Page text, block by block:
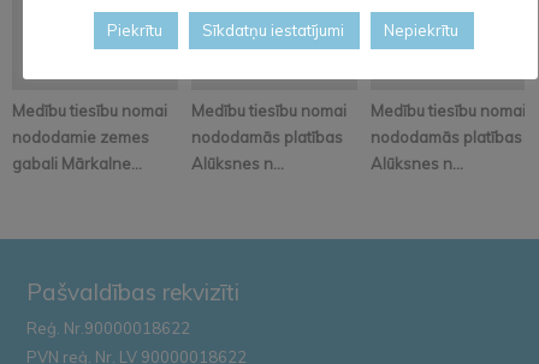
Medību tiesību nomai
nododamie zemes
gabali Mārkalne...
Medību tiesību nomai
nododamās platības
Alūksnes n...
Medību tiesību nomai
nododamās platības
Alūksnes n...
Pašvaldības rekvizīti
Reģ. Nr.90000018622
PVN reģ. Nr. LV 90000018622
Piekrītu Sīkdatņu iestatījumi Nepiekrītu